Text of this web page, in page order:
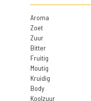
Aroma
Zoet
Zuur
Bitter
Fruitig
Moutig
Kruidig
Body
Koolzuur